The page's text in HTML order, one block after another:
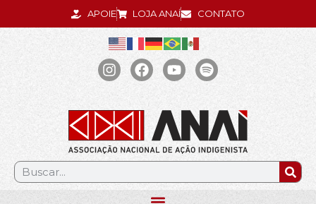
APOIE LOJA ANAÍ CONTATO